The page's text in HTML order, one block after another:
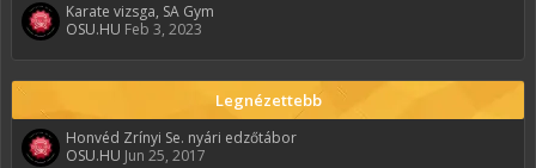
Karate vizsga, SA Gym
OSU.HU Feb 3, 2023
Legnézettebb
Honvéd Zrínyi Se. nyári edzőtábor
OSU.HU Jun 25, 2017